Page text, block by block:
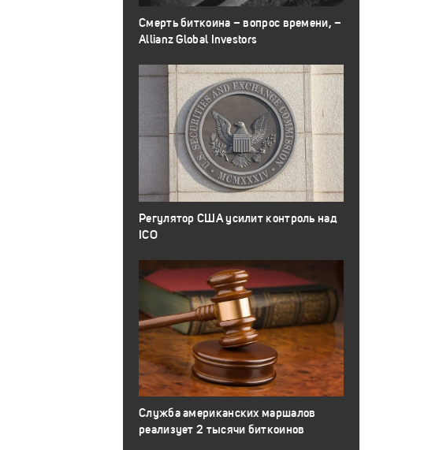
Смерть биткоина – вопрос времени, –
Allianz Global Investors
Регулятор США усилит контроль над
ICO
Служба американских маршалов
реализует 2 тысячи биткоинов